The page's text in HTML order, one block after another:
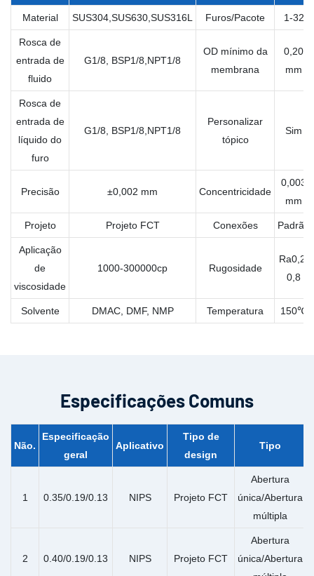
Material SUS304,SUS630,SUS316L Furos/Pacote 1-32
Rosca de
entrada de
fluido
G1/8, BSP1/8,NPT1/8
OD mínimo da
membrana
0,20
mm
Rosca de
entrada de
líquido do
furo
G1/8, BSP1/8,NPT1/8
Personalizar
tópico
Sim
Precisão ±0,002 mm Concentricidade
0,003
mm
Projeto Projeto FCT Conexões Padrão
Aplicação
de
viscosidade
1000-300000cp Rugosidade
Ra0,2-
0,8
Solvente DMAC, DMF, NMP Temperatura 150℃
Especificações Comuns
Não.
Especificação
geral
Aplicativo
Tipo de
design
Tipo
1 0.35/0.19/0.13 NIPS Projeto FCT
Abertura
única/Abertura
múltipla
2 0.40/0.19/0.13 NIPS Projeto FCT
Abertura
única/Abertura